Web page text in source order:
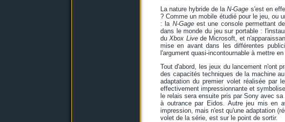
La nature hybride de laN-Gage s'est en
? Comme un mobile étudié pour le jeu, ou
: la N-Gageest une console permettant
dans le monde du jeu sur portable :
duXbox Livede Microsoft, et
mise en avant dans les différentes
l'argument quasi-incontournable à mettre
Tout d'abord, les jeux du lancement n'ont
des capacités techniques de la machine
adaptation du premier volet réalisée par
effectivement impressionnante et
le relais sera ensuite pris par Sony avec sa
à outrance par Eidos. Autre jeu mis en
impression, mais n'est qu'une adaptation
volet de la série, est sur le point de sortir.